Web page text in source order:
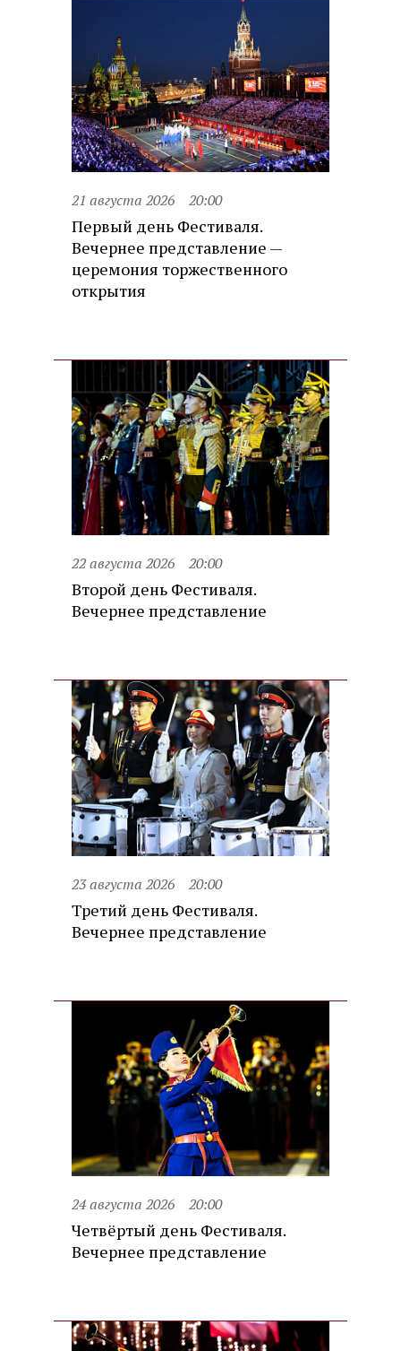
21 августа 2026 20:00
Первый день Фестиваля.
Вечернее представление —
церемония торжественного
открытия
22 августа 2026 20:00
Второй день Фестиваля.
Вечернее представление
23 августа 2026 20:00
Третий день Фестиваля.
Вечернее представление
24 августа 2026 20:00
Четвёртый день Фестиваля.
Вечернее представление